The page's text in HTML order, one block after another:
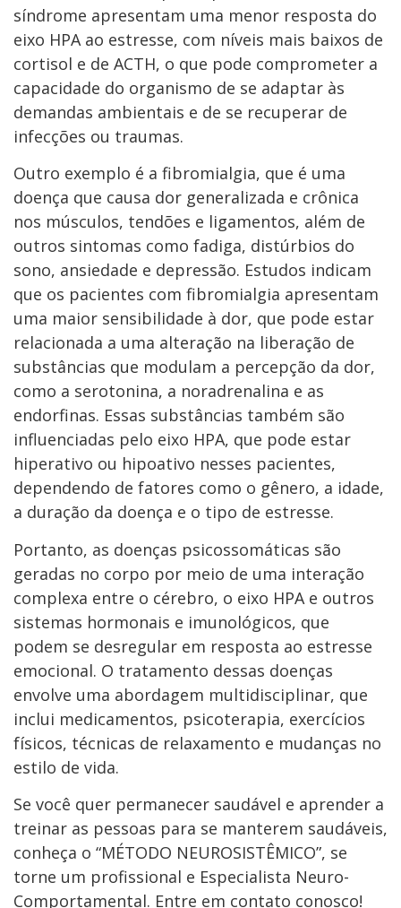
síndrome apresentam uma menor resposta do
eixo HPA ao estresse, com níveis mais baixos de
cortisol e de ACTH, o que pode comprometer a
capacidade do organismo de se adaptar às
demandas ambientais e de se recuperar de
infecções ou traumas.
Outro exemplo é a fibromialgia, que é uma
doença que causa dor generalizada e crônica
nos músculos, tendões e ligamentos, além de
outros sintomas como fadiga, distúrbios do
sono, ansiedade e depressão. Estudos indicam
que os pacientes com fibromialgia apresentam
uma maior sensibilidade à dor, que pode estar
relacionada a uma alteração na liberação de
substâncias que modulam a percepção da dor,
como a serotonina, a noradrenalina e as
endorfinas. Essas substâncias também são
influenciadas pelo eixo HPA, que pode estar
hiperativo ou hipoativo nesses pacientes,
dependendo de fatores como o gênero, a idade,
a duração da doença e o tipo de estresse.
Portanto, as doenças psicossomáticas são
geradas no corpo por meio de uma interação
complexa entre o cérebro, o eixo HPA e outros
sistemas hormonais e imunológicos, que
podem se desregular em resposta ao estresse
emocional. O tratamento dessas doenças
envolve uma abordagem multidisciplinar, que
inclui medicamentos, psicoterapia, exercícios
físicos, técnicas de relaxamento e mudanças no
estilo de vida.
Se você quer permanecer saudável e aprender a
treinar as pessoas para se manterem saudáveis,
conheça o “MÉTODO NEUROSISTÊMICO”, se
torne um profissional e Especialista Neuro-
Comportamental. Entre em contato conosco!